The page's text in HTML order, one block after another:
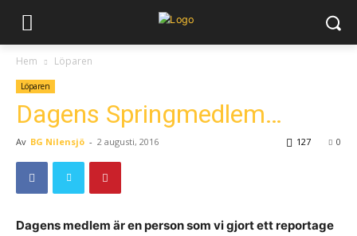
Hem Löparen
Löparen
Dagens Springmedlem…
Av BG Nilensjö - 2 augusti, 2016 0
127
Dagens medlem är en person som vi gjort ett reportage